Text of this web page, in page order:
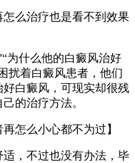
么治疗也是看不到效果
什么他的白癜风治好
扰着白癜风患者，他们
白癜风，可现实却很残
的治疗方法。
怎么小心都不为过】
，不过也没有办法，毕